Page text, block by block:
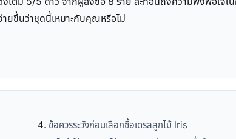
ยขึ้นว่าชุดนี้เหมาะกับคุณหรือไม่
ข้อควรระวังก่อนเลือกซื้อเดรสลูกไม้ Iris